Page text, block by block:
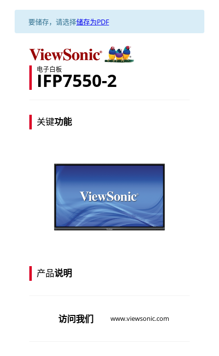
要储存，请选择储存为PDF
电子白板
IFP7550-2
关键功能
产品说明
访问我们 www.viewsonic.com